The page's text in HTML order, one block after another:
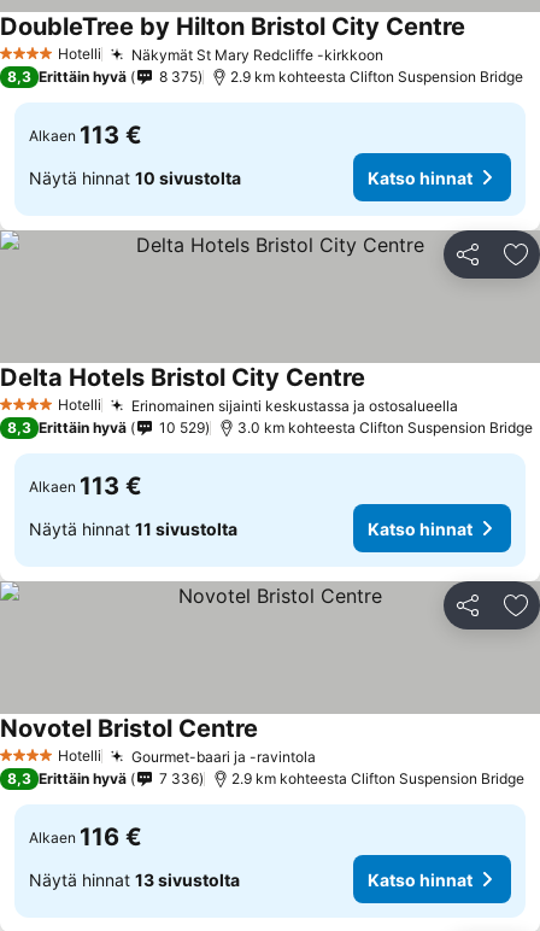
4 Tähtiluokitus
Hotelli Näkymät St Mary Redcliffe -kirkkoon
DoubleTree by Hilton Bristol City Centre
8,3 Erittäin hyvä 8 375 2.9 km kohteesta Clifton Suspension Bridge
Alkaen 113 €
Näytä hinnat 10 sivustolta Katso hinnat
Jaa
4 Tähtiluokitus
Hotelli Erinomainen sijainti keskustassa ja ostosalueella
Delta Hotels Bristol City Centre
8,3 Erittäin hyvä 10 529 3.0 km kohteesta Clifton Suspension Bridge
Alkaen 113 €
Näytä hinnat 11 sivustolta Katso hinnat
Jaa
4 Tähtiluokitus
Hotelli Gourmet-baari ja -ravintola
Novotel Bristol Centre
8,3 Erittäin hyvä 7 336 2.9 km kohteesta Clifton Suspension Bridge
Alkaen 116 €
Näytä hinnat 13 sivustolta Katso hinnat